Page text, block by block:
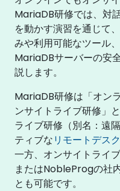
MariaDB研修では、対
を動かす演習を通じて
みや利用可能なツール
MariaDBサーバーの安
説します。
MariaDB研修は「オン
ンサイトライブ研修」
ライブ研修（別名：遠
ティブなリモートデス
一方、オンサイトライ
またはNobleProgの社
とも可能です。